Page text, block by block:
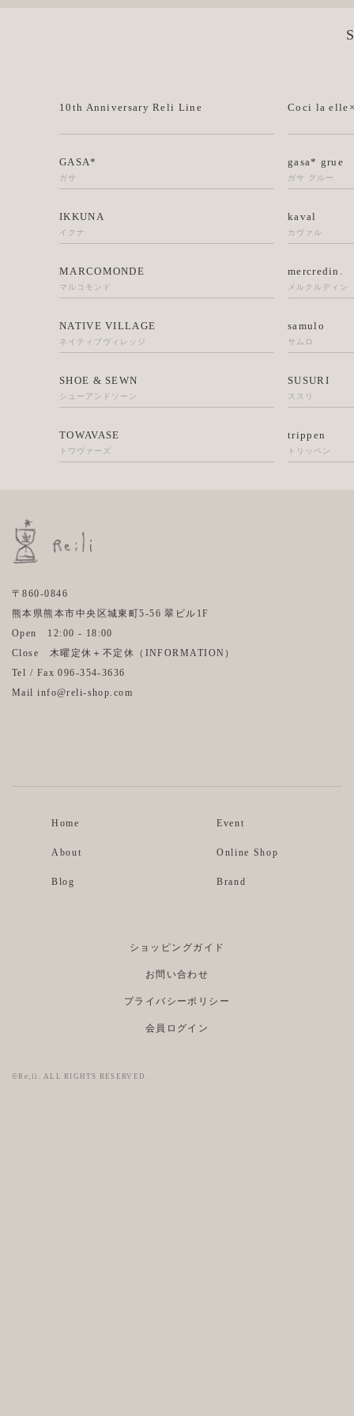
10th Anniversary Reli Line Coci la
GASA*
ガサ
gasa* grue
ガサ グルー
IKKUNA
イクナ
kaval
カヴァル
MARCOMONDE
マルコモンド
mercredin.
メルクルディン
NATIVE VILLAGE
ネイティブヴィレッジ
samulo
サムロ
SHOE & SEWN
シューアンドソーン
SUSURI
ススリ
TOWAVASE
トワヴァーズ
trippen
トリッペン
〒860-0846
熊本県熊本市中央区城東町5-56 翠ビル1F
Open 12:00 - 18:00
Close 木曜定休＋不定休（ INFORMATION ）
Tel / Fax 096-354-3636
Mail info@reli-shop.com
Home
About
Blog
Event
Online Shop
Brand
ショッピングガイド
お問い合わせ
プライバシーポリシー
会員ログイン
©Re;li. ALL RIGHTS RESERVED.